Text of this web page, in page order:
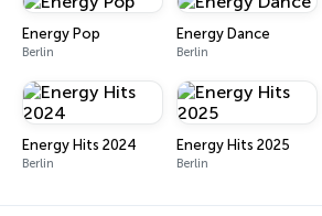
Energy Pop
Berlin
Energy Dance
Berlin
Energy Hits 2024
Berlin
Energy Hits 2025
Berlin